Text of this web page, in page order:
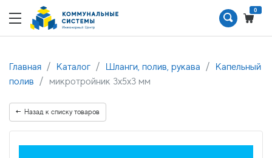
0
Главная Каталог Шланги, полив, рукава
Капельный
полив
микротройник 3х5х3 мм
Назад к списку товаров